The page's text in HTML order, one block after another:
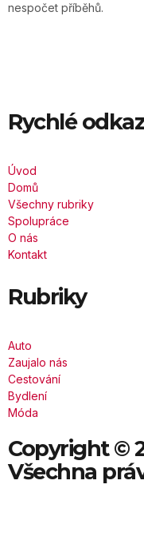
nespočet příběhů.
Rychlé
Úvod
Domů
Všechny rubriky
Spolupráce
O nás
Kontakt
Rubriky
Auto
Zaujalo nás
Cestování
Bydlení
Móda
Copyright ©
Všechna